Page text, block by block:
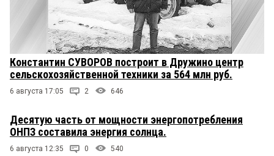
Константин СУВОРОВ построит в Дружино центр
сельскохозяйственной техники за 564 млн руб.
6 августа 17:05 2 646
Десятую часть от мощности энергопотребления
ОНПЗ составила энергия солнца.
6 августа 12:35 0 540